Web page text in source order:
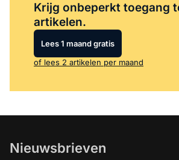
Krijg onbeperkt toegang
artikelen.
Lees 1 maand gratis
of lees 2 artikelen per maand
Nieuwsbrieven